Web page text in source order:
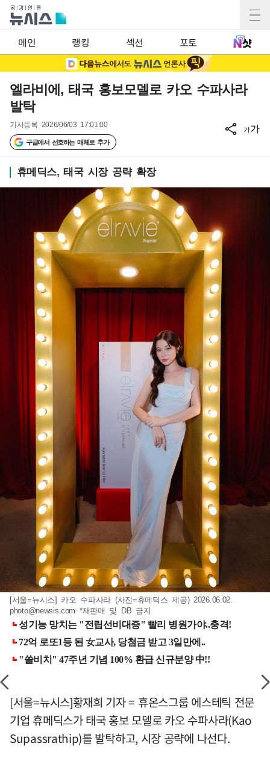
메인 랭킹 섹션 포토
엘라비에, 태국 홍보모델로 카오 수파사라
발탁
기사등록 2026/06/03 17:01:00
구글에서 선호하는 매체로 추가
가가
휴메딕스, 태국 시장 공략 확장
[서울=뉴시스] 카오 수파사라 (사진=휴메딕스 제공) 2026.06.02.
photo@newsis.com *재판매 및 DB 금지
[서울=뉴시스]황재희 기자 = 휴온스그룹 에스테틱 전문
기업 휴메딕스가 태국 홍보 모델로 카오 수파사라(Kao
Supassrathip)를 발탁하고, 시장 공략에 나선다.